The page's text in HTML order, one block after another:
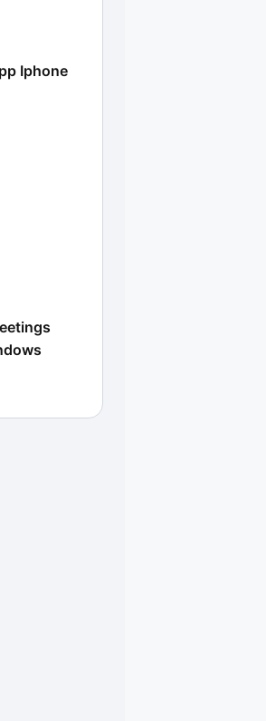
Iphone